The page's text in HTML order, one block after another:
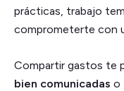
prácticas, trabajo
comprometerte con
Compartir gastos te
bien comunicadas o